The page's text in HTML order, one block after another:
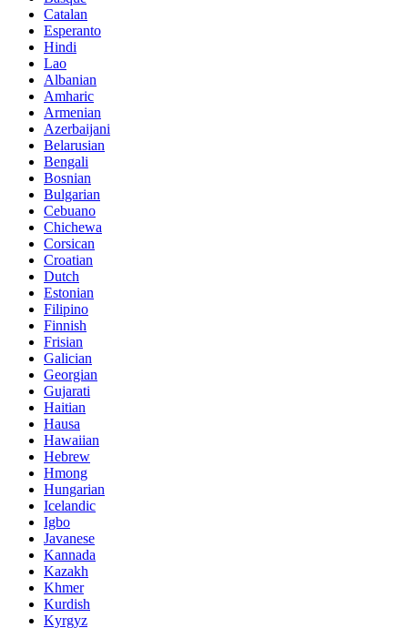
Catalan
Esperanto
Hindi
Lao
Albanian
Amharic
Armenian
Azerbaijani
Belarusian
Bengali
Bosnian
Bulgarian
Cebuano
Chichewa
Corsican
Croatian
Dutch
Estonian
Filipino
Finnish
Frisian
Galician
Georgian
Gujarati
Haitian
Hausa
Hawaiian
Hebrew
Hmong
Hungarian
Icelandic
Igbo
Javanese
Kannada
Kazakh
Khmer
Kurdish
Kyrgyz